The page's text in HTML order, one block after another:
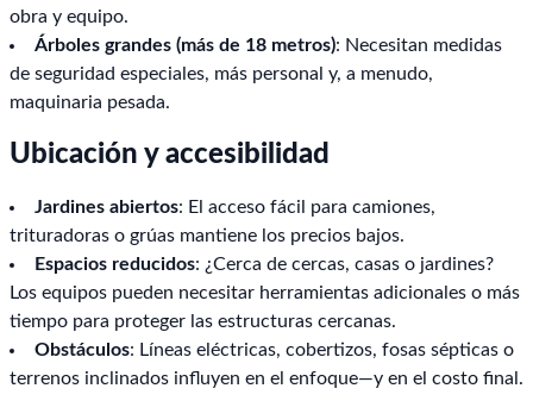
obra y equipo.
Árboles grandes (más de 18 metros): Necesitan medidas
de seguridad especiales, más personal y, a menudo,
maquinaria pesada.
Ubicación y accesibilidad
Jardines abiertos: El acceso fácil para camiones,
trituradoras o grúas mantiene los precios bajos.
Espacios reducidos: ¿Cerca de cercas, casas o jardines?
Los equipos pueden necesitar herramientas adicionales o más
tiempo para proteger las estructuras cercanas.
Obstáculos: Líneas eléctricas, cobertizos, fosas sépticas o
terrenos inclinados influyen en el enfoque—y en el costo final.